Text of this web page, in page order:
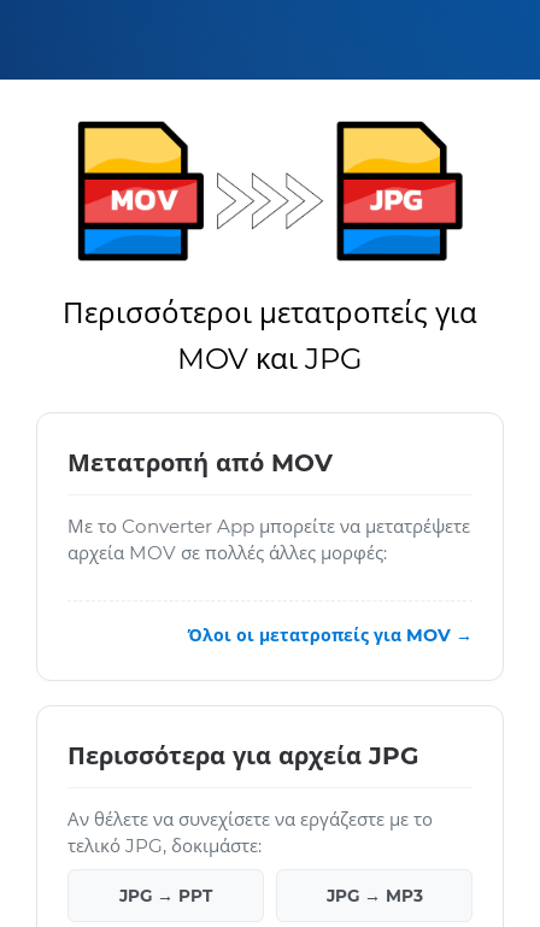
Περισσότεροι μετατροπείς για
MOV και JPG
Μετατροπή από MOV
Με το Converter App μπορείτε να μετατρέψετε
αρχεία MOV σε πολλές άλλες μορφές:
Όλοι οι μετατροπείς για MOV →
Περισσότερα για αρχεία JPG
Αν θέλετε να συνεχίσετε να εργάζεστε με το
τελικό JPG, δοκιμάστε:
JPG → PPT JPG → MP3